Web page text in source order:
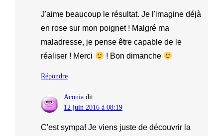
J'aime beaucoup le résultat. Je l'imagine déjà
en rose sur mon poignet ! Malgré ma
maladresse, je pense être capable de le
réaliser ! Merci
! Bon dimanche
Répondre
Aconia dit :
12 juin 2016 à 08:19
C'est sympa! Je viens juste de découvrir la